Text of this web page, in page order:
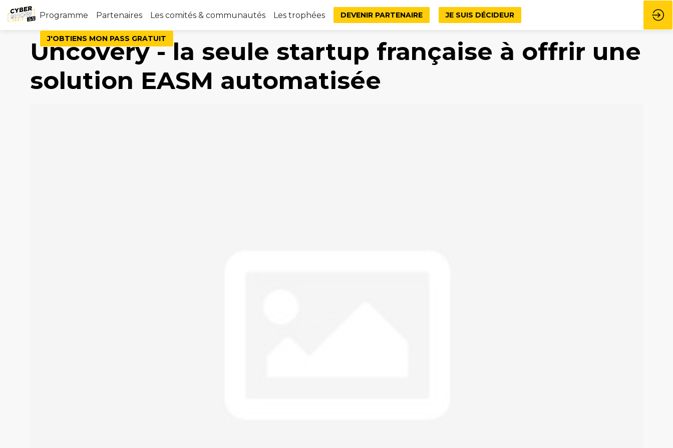
Programme Partenaires Les comités & communautés Les trophées DEVENIR PARTENAIRE JE SUIS DÉCIDEUR
J'OBTIENS MON PASS GRATUIT
Uncovery - la seule startup française à offrir une
solution EASM automatisée